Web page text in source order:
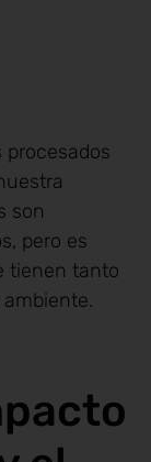
procesados
son
pero es
tienen tanto